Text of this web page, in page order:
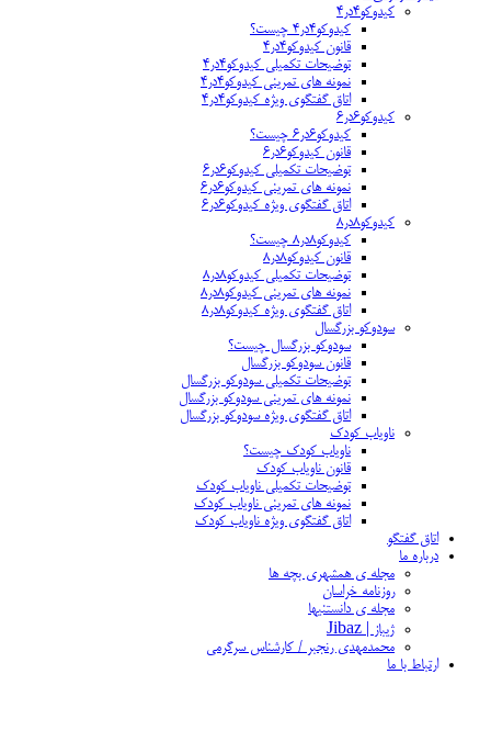
کیدوکو۴در۴
کیدوکو۴در۴ چیست؟
قانون کیدوکو۴در۴
توضیحات تکمیلی کیدوکو۴در۴
نمونه های تمرینی کیدوکو۴در۴
اتاق گفتگوی ویژه کیدوکو۴در۴
کیدوکو۶در۶
کیدوکو۶در۶ چیست؟
قانون کیدوکو۶در۶
توضیحات تکمیلی کیدوکو۶در۶
نمونه های تمرینی کیدوکو۶در۶
اتاق گفتگوی ویژه کیدوکو۶در۶
کیدوکو۸در۸
کیدوکو۸در۸ چیست؟
قانون کیدوکو۸در۸
توضیحات تکمیلی کیدوکو۸در۸
نمونه های تمرینی کیدوکو۸در۸
اتاق گفتگوی ویژه کیدوکو۸در۸
سودوکو بزرگسال
سودوکو بزرگسال چیست؟
قانون سودوکو بزرگسال
توضیحات تکمیلی سودوکو بزرگسال
نمونه های تمرینی سودوکو بزرگسال
اتاق گفتگوی ویژه سودوکو بزرگسال
ناویاب کودک
ناویاب کودک چیست؟
قانون ناویاب کودک
توضیحات تکمیلی ناویاب کودک
نمونه های تمرینی ناویاب کودک
اتاق گفتگوی ویژه ناویاب کودک
اتاق گفتگو
درباره ما
مجله ی همشهری بچه ها
روزنامه خراسان
مجله ی دانستنیها
ژیباز | Jibaz
محمدمهدی رنجبر / کارشناس سرگرمی
ارتباط با ما